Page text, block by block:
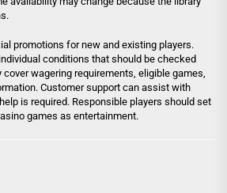
promotions for new and existing players.
conditions that should be checked
wagering requirements, eligible games,
Customer support can assist with
is required. Responsible players should set
games as entertainment.